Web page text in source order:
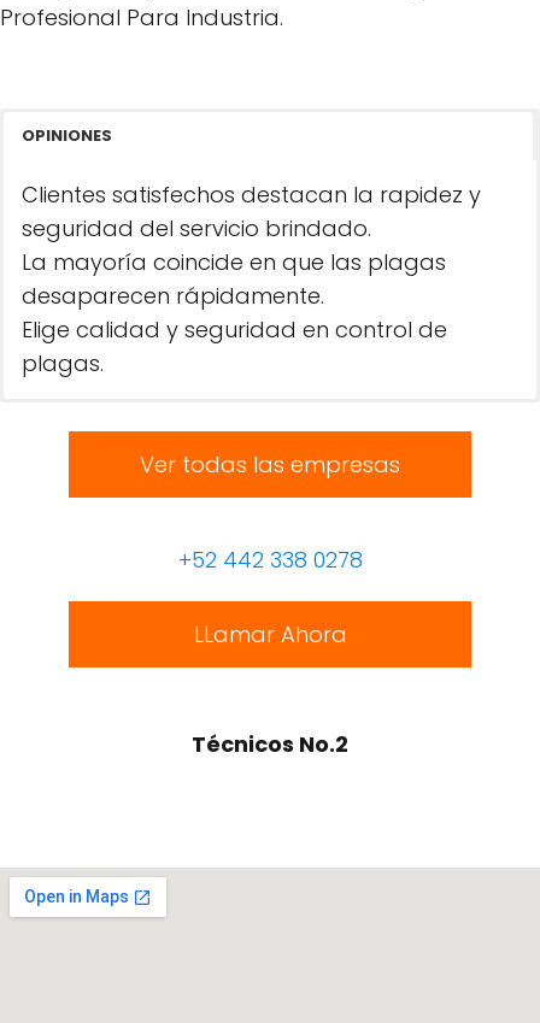
Profesional Para Industria.
OPINIONES
Clientes satisfechos destacan la rapidez y
seguridad del servicio brindado.
La mayoría coincide en que las plagas
desaparecen rápidamente.
Elige calidad y seguridad en control de
plagas.
Ver todas las empresas
+52 442 338 0278
LLamar Ahora
Técnicos No.2